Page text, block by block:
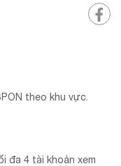
theo khu vực.
đa 4 tài khoản xem